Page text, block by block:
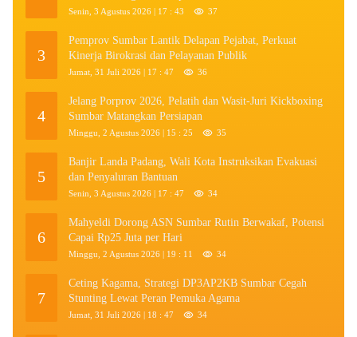
Senin, 3 Agustus 2026 | 17 : 43 37
3
Pemprov Sumbar Lantik Delapan Pejabat, Perkuat
Kinerja Birokrasi dan Pelayanan Publik
Jumat, 31 Juli 2026 | 17 : 47 36
4
Jelang Porprov 2026, Pelatih dan Wasit-Juri Kickboxing
Sumbar Matangkan Persiapan
Minggu, 2 Agustus 2026 | 15 : 25 35
5
Banjir Landa Padang, Wali Kota Instruksikan Evakuasi
dan Penyaluran Bantuan
Senin, 3 Agustus 2026 | 17 : 47 34
6
Mahyeldi Dorong ASN Sumbar Rutin Berwakaf, Potensi
Capai Rp25 Juta per Hari
Minggu, 2 Agustus 2026 | 19 : 11 34
7
Ceting Kagama, Strategi DP3AP2KB Sumbar Cegah
Stunting Lewat Peran Pemuka Agama
Jumat, 31 Juli 2026 | 18 : 47 34